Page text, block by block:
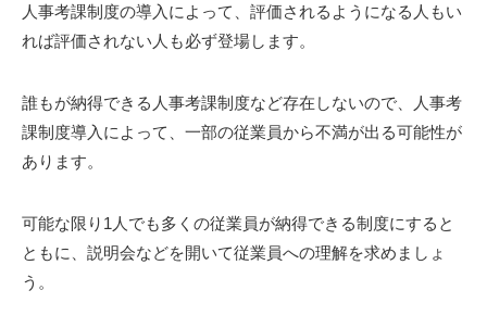
人事考課制度の導入によって、評価されるようになる人もい
れば評価されない人も必ず登場します。
誰もが納得できる人事考課制度など存在しないので、人事考
課制度導入によって、一部の従業員から不満が出る可能性が
あります。
可能な限り1人でも多くの従業員が納得できる制度にすると
ともに、説明会などを開いて従業員への理解を求めましょ
う。